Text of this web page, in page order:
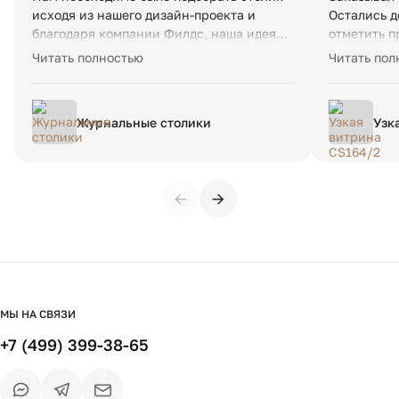
исходя из нашего дизайн-проекта и
благодаря компании Филдс, наша идея
стала реальностью. Невероятное
Читать полностью
Журнальные столики
Остались
отметить
всё чётко.
Читать
← →
МЫ НА СВЯЗИ
+7 (499) 399-38-65